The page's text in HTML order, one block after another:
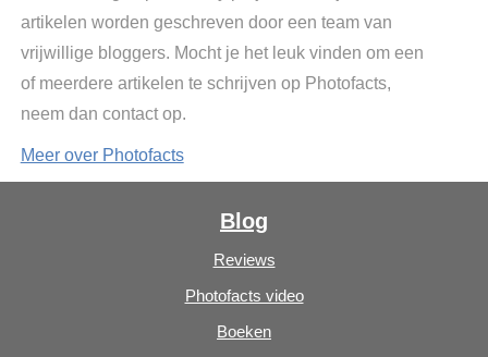
artikelen worden geschreven door een team van
vrijwillige bloggers. Mocht je het leuk vinden om een
of meerdere artikelen te schrijven op Photofacts,
neem dan contact op.
Meer over Photofacts
Blog
Reviews
Photofacts video
Boeken